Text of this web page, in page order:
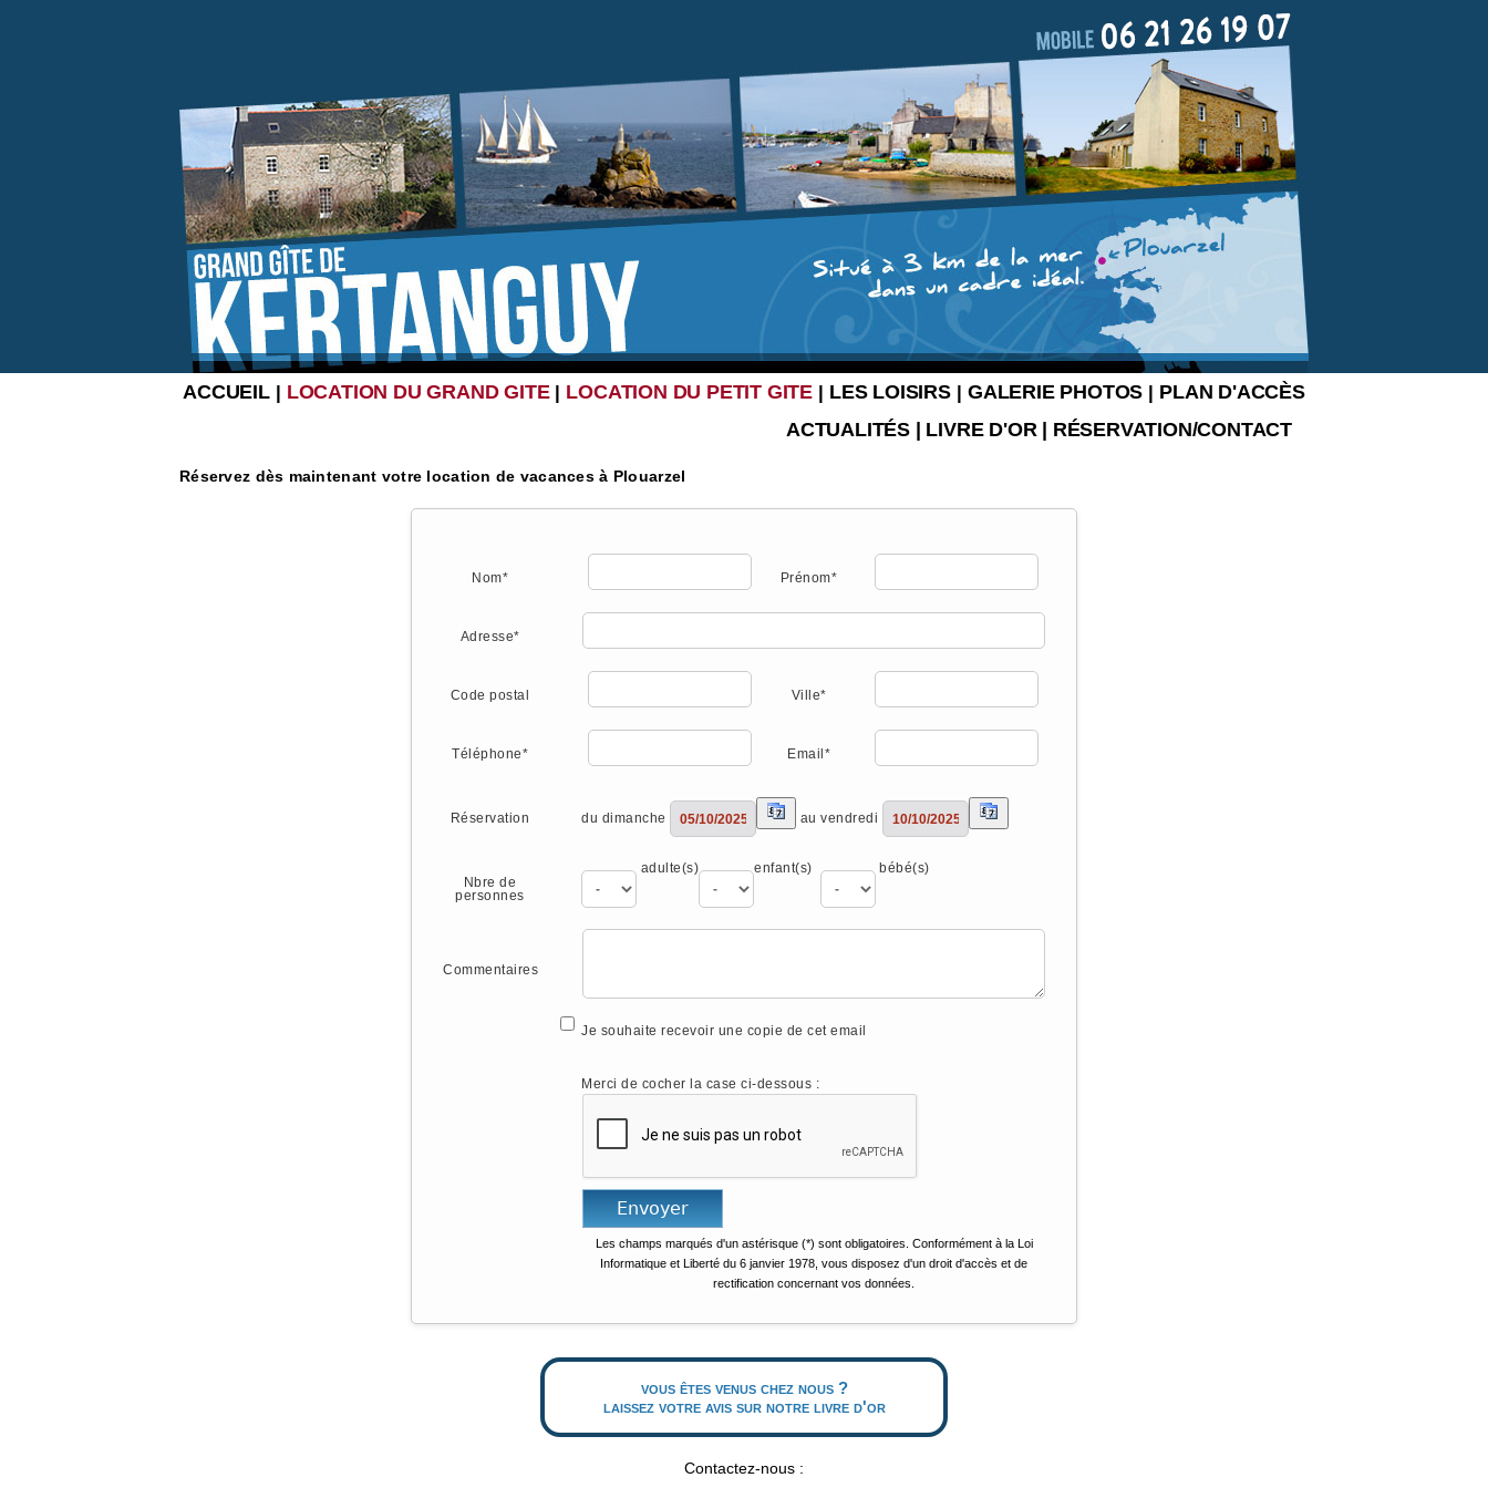
ACCUEIL| LOCATION DU GRAND GITE| LOCATION DU PETIT GITE | LES LOISIRS| GALERIE PHOTOS | PLAN D'ACCÈS
ACTUALITÉS| LIVRE D'OR| RÉSERVATION/CONTACT
Réservez dès maintenant votre location de vacances à Plouarzel
Nom* Prénom*
Adresse*
Code postal Ville*
Téléphone* Email*
Réservation du dimanche au vendredi
Nbre de
personnes
adulte(s) enfant(s) bébé(s)
Commentaires
Je souhaite recevoir une copie de cet email
Merci de cocher la case ci-dessous :
Les champs marqués d'un astérisque (*) sont obligatoires. Conformément à la Loi
Informatique et Liberté du 6 janvier 1978, vous disposez d'un droit d'accès et de
rectification concernant vos données.
vous êtes venus chez nous ?
laissez votre avis sur notre livre d'or
Contactez-nous :